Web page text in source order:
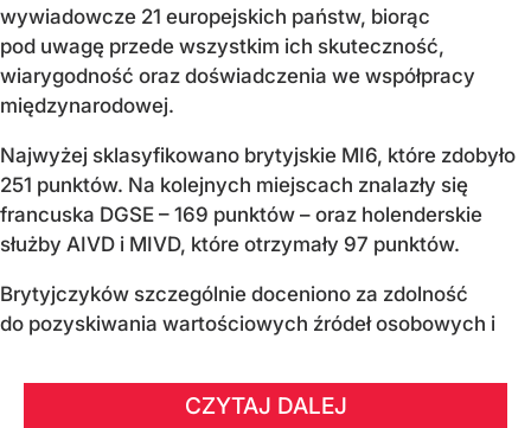
wywiadowcze 21 europejskich państw, biorąc
pod uwagę przede wszystkim ich skuteczność,
wiarygodność oraz doświadczenia we współpracy
międzynarodowej.
Najwyżej sklasyfikowano brytyjskie MI6, które zdobyło
251 punktów. Na kolejnych miejscach znalazły się
francuska DGSE – 169 punktów – oraz holenderskie
służby AIVD i MIVD, które otrzymały 97 punktów.
Brytyjczyków szczególnie doceniono za zdolność
do pozyskiwania wartościowych źródeł osobowych i
CZYTAJ DALEJ